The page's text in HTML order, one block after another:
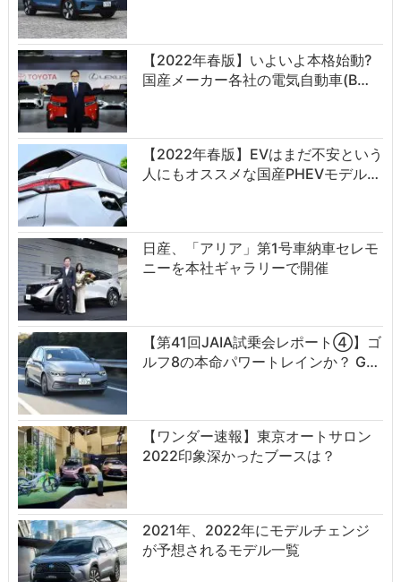
【2022年春版】いよいよ本格始動?
国産メーカー各社の電気自動車(B…
【2022年春版】EVはまだ不安という
人にもオススメな国産PHEVモデル…
日産、「アリア」第1号車納車セレモ
ニーを本社ギャラリーで開催
【第41回JAIA試乗会レポート④】ゴ
ルフ8の本命パワートレインか？ G…
【ワンダー速報】東京オートサロン
2022印象深かったブースは？
2021年、2022年にモデルチェンジ
が予想されるモデル一覧